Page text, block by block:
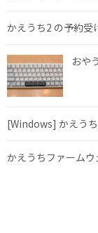
かえうち2 の予約受
おや
[Windows] かえう
かえうちファーム